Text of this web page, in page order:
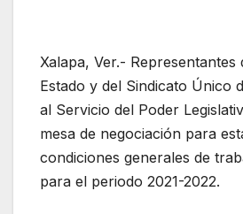
Xalapa, Ver.- Representantes
Estado y del Sindicato Único
al Servicio del Poder
mesa de negociación para
condiciones generales de
para el periodo 2021-2022.